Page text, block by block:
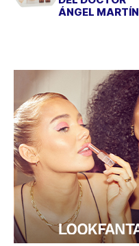
ÁNGEL MARTÍN